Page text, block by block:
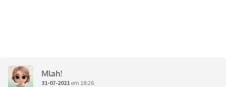
Mlah!
31-07-2021 om 18:26